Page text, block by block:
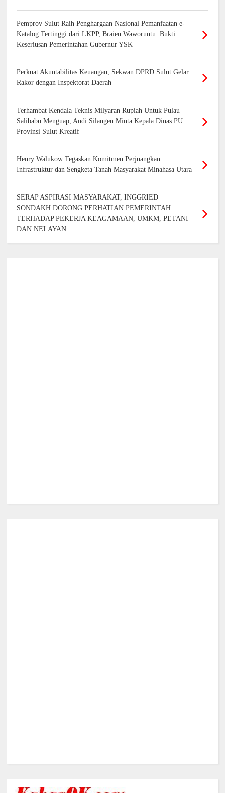
Pemprov Sulut Raih Penghargaan Nasional Pemanfaatan e-
Katalog Tertinggi dari LKPP, Braien Waworuntu: Bukti
Keseriusan Pemerintahan Gubernur YSK
Perkuat Akuntabilitas Keuangan, Sekwan DPRD Sulut Gelar
Rakor dengan Inspektorat Daerah
Terhambat Kendala Teknis Milyaran Rupiah Untuk Pulau
Salibabu Menguap, Andi Silangen Minta Kepala Dinas PU
Provinsi Sulut Kreatif
Henry Walukow Tegaskan Komitmen Perjuangkan
Infrastruktur dan Sengketa Tanah Masyarakat Minahasa Utara
SERAP ASPIRASI MASYARAKAT, INGGRIED
SONDAKH DORONG PERHATIAN PEMERINTAH
TERHADAP PEKERJA KEAGAMAAN, UMKM, PETANI
DAN NELAYAN